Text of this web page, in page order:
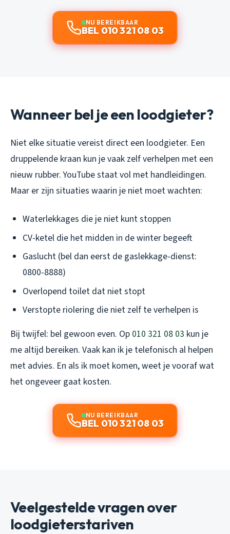
NU BEREIKBAAR
BEL 010 321 08 03
Wanneer bel je een loodgieter?
Niet elke situatie vereist direct een loodgieter. Een
druppelende kraan kun je vaak zelf verhelpen met een
nieuw rubber. YouTube staat vol met handleidingen.
Maar er zijn situaties waarin je niet moet wachten:
Waterlekkages die je niet kunt stoppen
CV-ketel die het midden in de winter begeeft
Gaslucht (bel dan eerst de gaslekkage-dienst:
0800-8888)
Overlopend toilet dat niet stopt
Verstopte riolering die niet zelf te verhelpen is
Bij twijfel: bel gewoon even. Op 010 321 08 03 kun je
me altijd bereiken. Vaak kan ik je telefonisch al helpen
met advies. En als ik moet komen, weet je vooraf wat
het ongeveer gaat kosten.
NU BEREIKBAAR
BEL 010 321 08 03
Veelgestelde vragen over
loodgieterstariven